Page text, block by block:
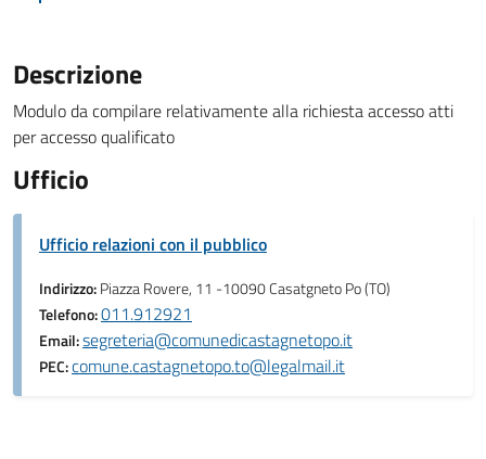
Descrizione
Modulo da compilare relativamente alla richiesta accesso atti
per accesso qualificato
Ufficio
Ufficio relazioni con il pubblico
Indirizzo:Piazza Rovere, 11 -10090 Casatgneto Po (TO)
Telefono:011.912921
Email:segreteria@comunedicastagnetopo.it
PEC:comune.castagnetopo.to@legalmail.it